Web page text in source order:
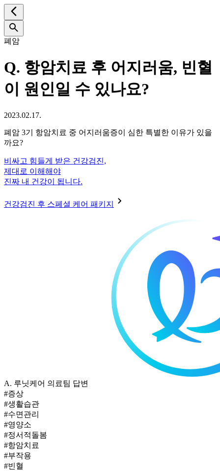
폐암
Q. 항암치료 후 어지러움, 빈혈
이 원인일 수 있나요?
2023.02.17.
폐암 3기 항암치료 중 어지러움증이 심한 특별한 이유가 있을
까요?
비싸고 힘들게 받은 건강검진,
제대로 이해해야
진짜 내 건강이 됩니다.
건강검진 후 스페셜 케어 패키지
A. 루닛케어 의료팀 답변
#증상
#생활습관
#수면관리
#영양소
#정서적돌봄
#항암치료
#부작용
#빈혈